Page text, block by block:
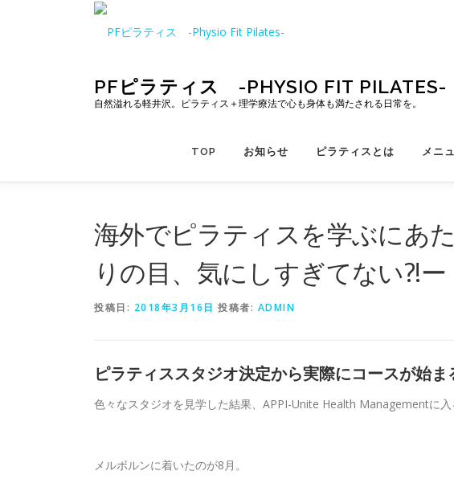
PFピラティス -PHYSIO FIT PILATES-
自然溢れる軽井沢。ピラティス＋理学療法で心も身体も満たされる日常を。
TOP お知らせ ピラティスとは メニ
海外でピラティスを学ぶにあ
りの目、気にしすぎてない?!ー
投稿日: 2018年3月16日 投稿者: ADMIN
ピラティススタジオ決定から実際にコースが始ま
色々なスタジオを見学した結果、 APPI-Unite Health Managementに入
メルボルンに着いたのが8月。